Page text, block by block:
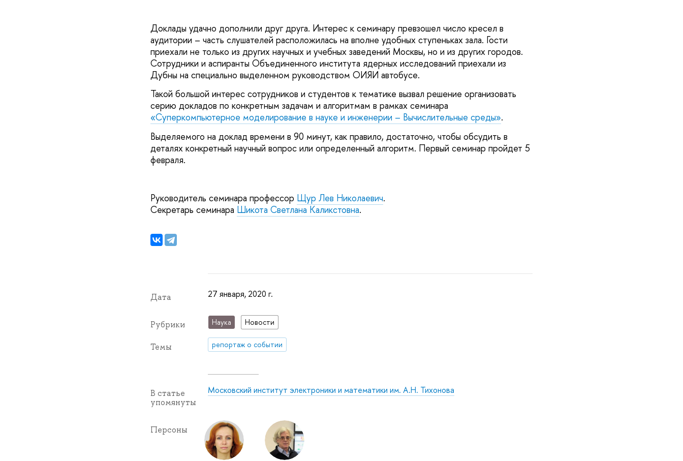
Доклады удачно дополнили друг друга. Интерес к семинару превзошел число кресел в
аудитории – часть слушателей расположилась на вполне удобных ступеньках зала. Гости
приехали не только из других научных и учебных заведений Москвы, но и из других городов.
Сотрудники и аспиранты Объединенного института ядерных исследований приехали из
Дубны на специально выделенном руководством ОИЯИ автобусе.
Такой большой интерес сотрудников и студентов к тематике вызвал решение организовать
серию докладов по конкретным задачам и алгоритмам в рамках семинара
«Суперкомпьютерное моделирование в науке и инженерии – Вычислительные среды».
Выделяемого на доклад времени в 90 минут, как правило, достаточно, чтобы обсудить в
деталях конкретный научный вопрос или определенный алгоритм. Первый семинар пройдет 5
февраля.
Руководитель семинара профессор Щур Лев Николаевич.
Секретарь семинара Шикота Светлана Каликстовна.
Дата 27 января, 2020 г.
Рубрики Наука Новости
Темы репортаж о событии
В статье
упомянуты
Московский институт электроники и математики им. А.Н. Тихонова
Персоны